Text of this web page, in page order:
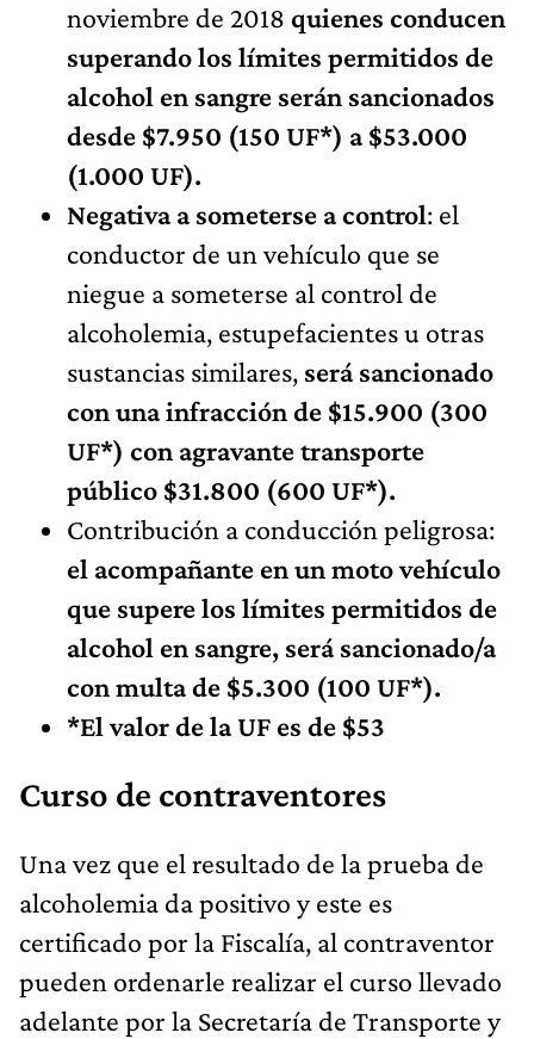
noviembre de 2018 quienes conducen
superando los límites permitidos de
alcohol en sangre serán sancionados
desde $7.950 (150 UF*) a $53.000
(1.000 UF).
Negativa a someterse a control: el
conductor de un vehículo que se
niegue a someterse al control de
alcoholemia, estupefacientes u otras
sustancias similares, será sancionado
con una infracción de $15.900 (300
UF*) con agravante transporte
público $31.800 (600 UF*).
Contribución a conducción peligrosa:
el acompañante en un moto vehículo
que supere los límites permitidos de
alcohol en sangre, será sancionado/a
con multa de $5.300 (100 UF*).
*El valor de la UF es de $53
Curso de contraventores
Una vez que el resultado de la prueba de
alcoholemia da positivo y este es
certificado por la Fiscalía, al contraventor
pueden ordenarle realizar el curso llevado
adelante por la Secretaría de Transporte y